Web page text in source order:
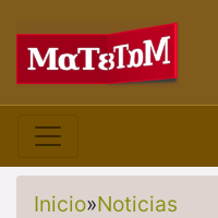
Inicio»Noticias